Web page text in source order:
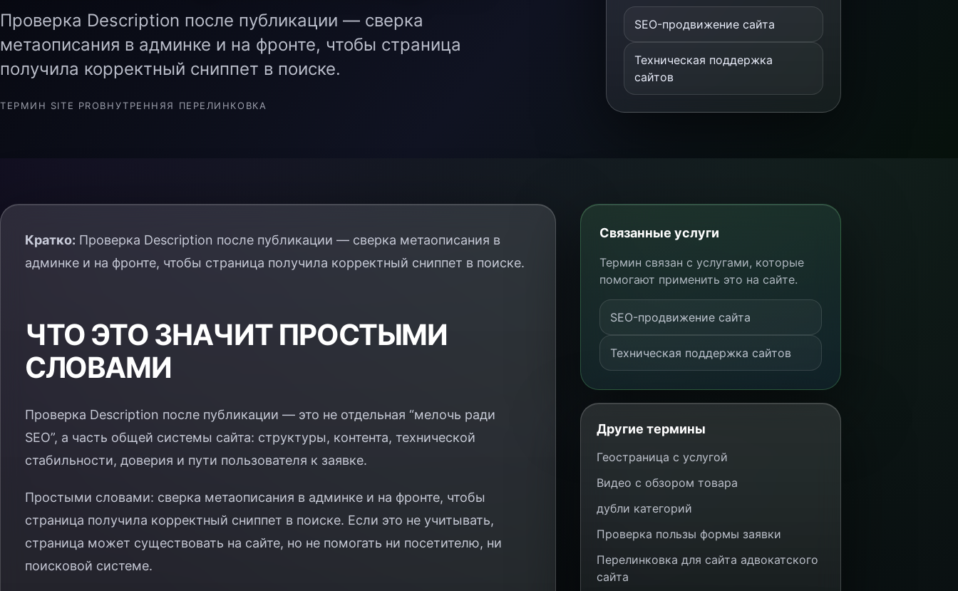
Проверка Description после публикации — сверка
метаописания в админке и на фронте, чтобы страница
получила корректный сниппет в поиске.
ТЕРМИН SITE PROВНУТРЕННЯЯ ПЕРЕЛИНКОВКА
SEO-продвижение сайта
Техническая поддержка
сайтов
Кратко: Проверка Description после публикации — сверка метаописания в
админке и на фронте, чтобы страница получила корректный сниппет в поиске.
ЧТО ЭТО ЗНАЧИТ ПРОСТЫМИ
СЛОВАМИ
Проверка Description после публикации — это не отдельная “мелочь ради
SEO”, а часть общей системы сайта: структуры, контента, технической
стабильности, доверия и пути пользователя к заявке.
Простыми словами: сверка метаописания в админке и на фронте, чтобы
страница получила корректный сниппет в поиске. Если это не учитывать,
страница может существовать на сайте, но не помогать ни посетителю, ни
поисковой системе.
Связанные услуги
Термин связан с услугами, которые
помогают применить это на сайте.
SEO-продвижение сайта
Техническая поддержка сайтов
Другие термины
Геостраница с услугой
Видео с обзором товара
дубли категорий
Проверка пользы формы заявки
Перелинковка для сайта адвокатского
сайта